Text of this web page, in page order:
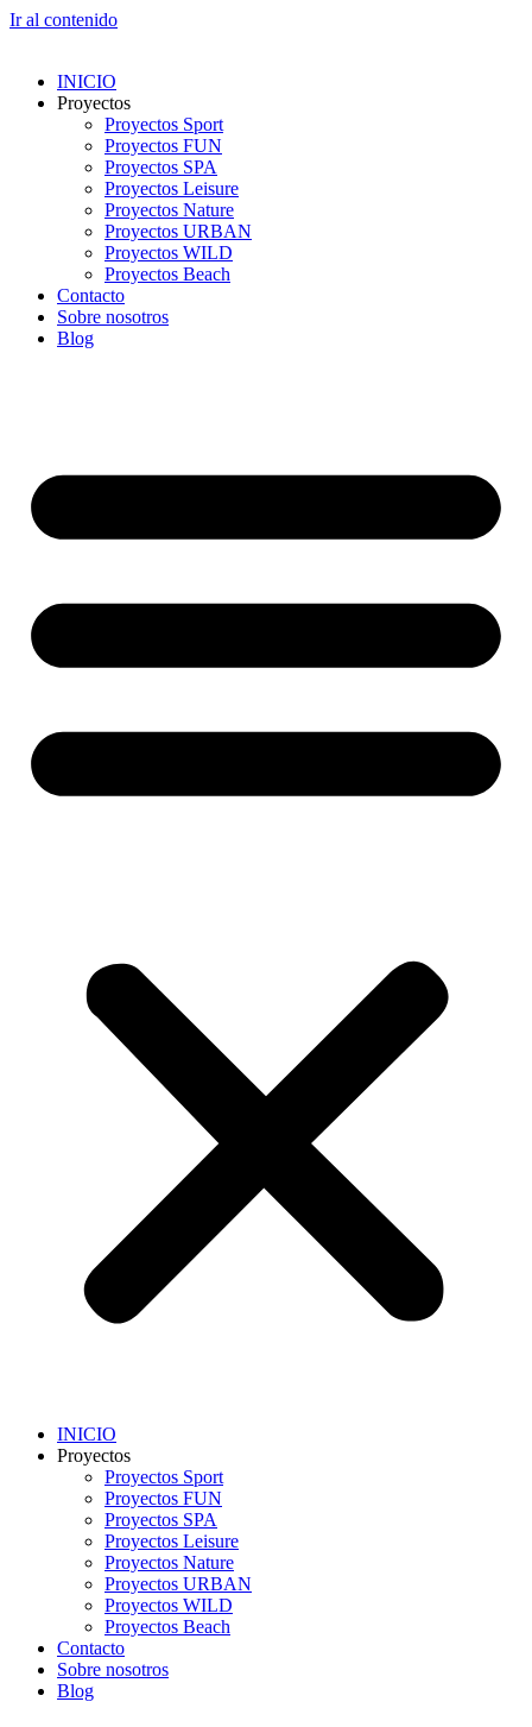
Ir al contenido
INICIO
Proyectos
Proyectos Sport
Proyectos FUN
Proyectos SPA
Proyectos Leisure
Proyectos Nature
Proyectos URBAN
Proyectos WILD
Proyectos Beach
Contacto
Sobre nosotros
Blog
INICIO
Proyectos
Proyectos Sport
Proyectos FUN
Proyectos SPA
Proyectos Leisure
Proyectos Nature
Proyectos URBAN
Proyectos WILD
Proyectos Beach
Contacto
Sobre nosotros
Blog